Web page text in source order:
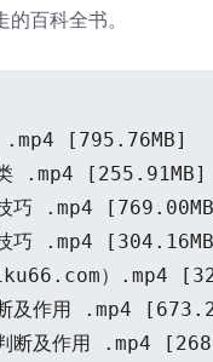
百科全书。
.mp4 [795.76MB]
类 .mp4 [255.91MB]
技巧 .mp4
技巧 .mp4
）.mp4
断及作用 .mp4
判断及作用 .mp4